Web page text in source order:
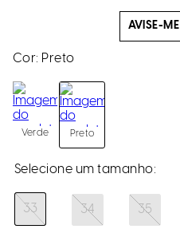
AVISE-ME
Cor: Preto
Verde Preto
33 34 35